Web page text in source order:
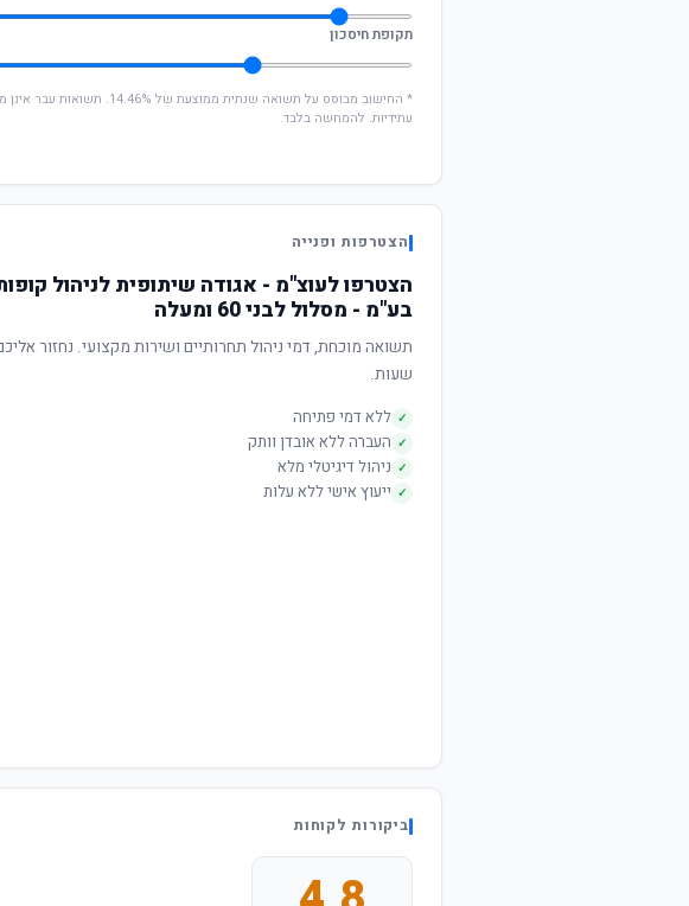
תקופת חיסכון
* החישוב מבוסס על תשואה שנתית ממוצעת של
עתידיות. להמחשה בלבד.
הצטרפות ופנייה
הצטרפו לעוצ"מ - אגודה שיתופית לניהול
בע"מ - מסלול לבני 60 ומעלה
שעות.
✓ ללא דמי פתיחה
✓ העברה ללא אובדן וותק
✓ ניהול דיגיטלי מלא
✓ ייעוץ אישי ללא עלות
ביקורות לקוחות